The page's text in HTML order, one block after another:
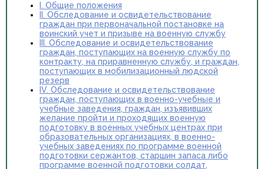
I. Общие положения
II. Обследование и освидетельствование
граждан при первоначальной постановке на
воинский учет и призыве на военную службу
III. Обследование и освидетельствование
граждан, поступающих на военную службу по
контракту, на приравненную службу, и граждан,
поступающих в мобилизационный людской
резерв
IV. Обследование и освидетельствование
граждан, поступающих в военно-учебные и
учебные заведения, граждан, изъявивших
желание пройти и проходящих военную
подготовку в военных учебных центрах при
образовательных организациях, в военно-
учебных заведениях по программе военной
подготовки сержантов, старшин запаса либо
программе военной подготовки солдат,